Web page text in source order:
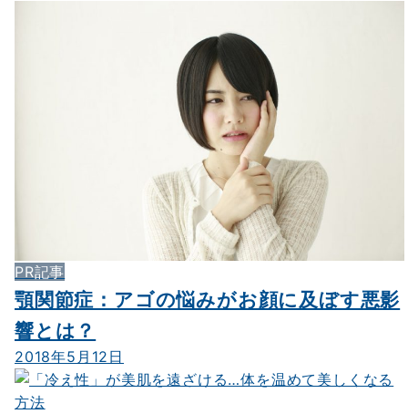
PR記事
顎関節症：アゴの悩みがお顔に及ぼす悪影
響とは？
2018年5月12日